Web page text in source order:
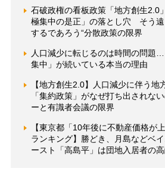
石破政権の看板政策「地方創生2.0
極集中の是正」の落とし穴 そう
するであろう“分散政策の限界
人口減少に転じるのは時間の問題
集中」が続いている本当の理由
【地方創生2.0】人口減少に伴う地
「集約政策」がなぜ打ち出されな
ーと有識者会議の限界
【東京都「10年後に不動産価格が
ランキング】勝どき、月島などベ
ースト「高島平」は団地入居者の